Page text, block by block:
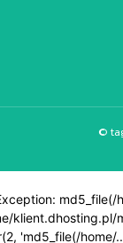
©
'md5_file(/